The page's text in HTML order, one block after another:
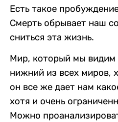
Есть такое
Смерть обрывает наш
сниться эта жизнь.
Мир, который мы видим
нижний из всех миров,
он все же дает нам
хотя и очень
Можно